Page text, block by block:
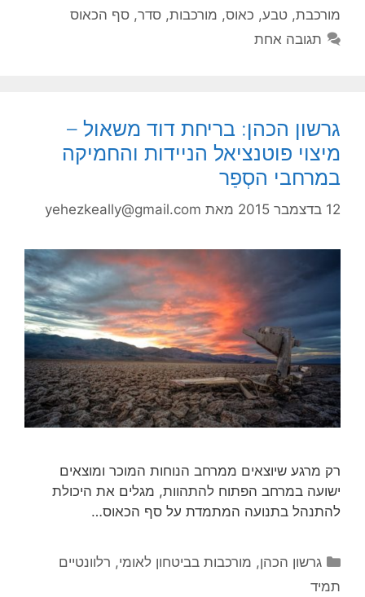
מורכבת, טבע, כאוס, מורכבות, סדר, סף הכאוס
תגובה אחת
גרשון הכהן: בריחת דוד משאול –
מיצוי פוטנציאל הניידות והחמיקה
במרחבי הסְפַ‏ר
12 בדצמבר 2015 מאת yehezkeally@gmail.com
רק מרגע שיוצאים ממרחב הנוחות המוכר ומוצאים
ישועה במרחב הפתוח להתהוות, מגלים את היכולת
להתנהל בתנועה המתמדת על סף הכאוס…
קטגוריות
גרשון הכהן, מורכבות בביטחון לאומי, רלוונטיים
תמיד